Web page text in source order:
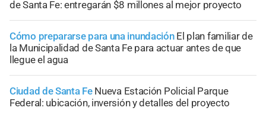
de Santa Fe: entregarán $8 millones al mejor proyecto
Cómo prepararse para una inundación El plan familiar de
la Municipalidad de Santa Fe para actuar antes de que
llegue el agua
Ciudad de Santa Fe Nueva Estación Policial Parque
Federal: ubicación, inversión y detalles del proyecto